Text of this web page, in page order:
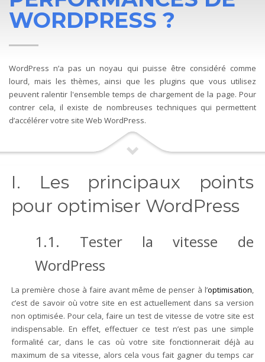
WORDPRESS ?
WordPress n’a pas un noyau qui puisse être considéré comme
lourd, mais les thèmes, ainsi que les plugins que vous utilisez
peuvent ralentir l'ensemble temps de chargement de la page. Pour
contrer cela, il existe de nombreuses techniques qui permettent
d’accélérer votre site Web WordPress.
I. Les principaux points
pour optimiser WordPress
1.1. Tester la vitesse de
WordPress
La première chose à faire avant même de penser à l’optimisation,
c’est de savoir où votre site en est actuellement dans sa version
non optimisée. Pour cela, faire un test de vitesse de votre site est
indispensable. En effet, effectuer ce test n’est pas une simple
formalité car, dans le cas où votre site fonctionnerait déjà au
maximum de sa vitesse, alors cela vous fait gagner du temps car